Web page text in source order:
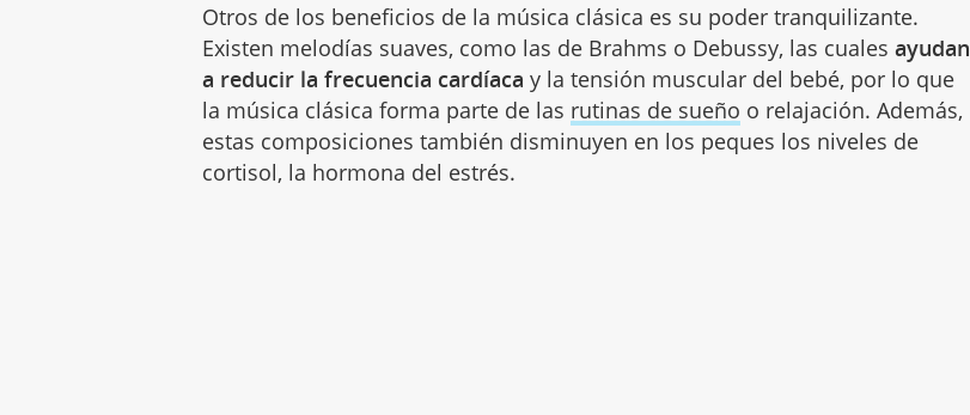
Otros de los beneficios de la música clásica es su poder tranquilizante.
Existen melodías suaves, como las de Brahms o Debussy, las cualesayudan
a reducir la frecuencia cardíaca y la tensión muscular del bebé, por lo que
la música clásica forma parte de las rutinas de sueño o relajación. Además,
estas composiciones también disminuyen en los peques los niveles de
cortisol, la hormona del estrés.